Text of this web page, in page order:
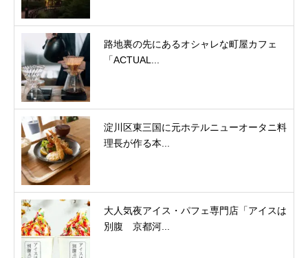
路地裏の先にあるオシャレな町屋カフェ
「ACTUAL...
淀川区東三国に元ホテルニューオータニ料
理長が作る本...
大人気夜アイス・パフェ専門店「アイスは
別腹 京都河...